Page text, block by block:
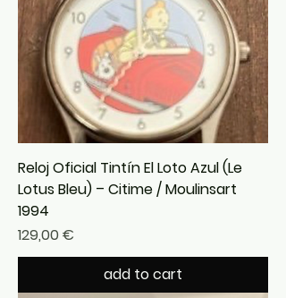
Reloj Oficial Tintín El Loto Azul (Le
Lotus Bleu) – Citime / Moulinsart
1994
Precio
129,00 €
add to cart